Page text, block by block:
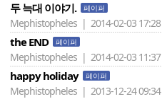
두 늑대 이야기. 페이퍼
Mephistopheles | 2014-02-03 17:28
the END 페이퍼
Mephistopheles | 2014-02-03 11:37
happy holiday 페이퍼
Mephistopheles | 2013-12-24 09:34